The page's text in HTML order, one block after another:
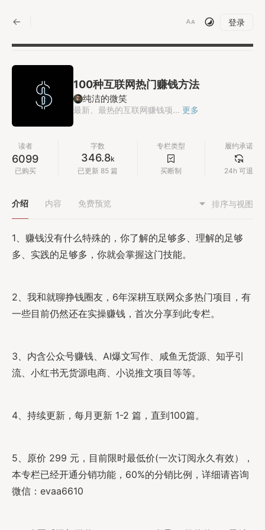
登录
100种互联网热门赚钱方法
纯洁的微笑
最新、最热的互联网赚钱项... 更多
读者
6099
已购买
字数
346.8k
已更新 85 篇
专栏类型
买断制
履约承诺
24h 可退
介绍 内容 免费预览 排序与视图
1、赚钱没有什么特殊的，你了解的足够多、理解的足够
多、实践的足够多，你就会掌握这门技能。
2、我和就聊挣钱圈友，6年深耕互联网众多热门项目，有
一些目前仍然还在实操赚钱，首次分享到此专栏。
3、内含公众号赚钱、AI爆文写作、咸鱼无货源、知乎引
流、小红书无货源电商、小说推文项目等等。
4、持续更新，每月更新 1-2 篇，直到100篇。
5、原价 299 元，目前限时最低价(一次订阅永久有效），
本专栏已经开通分销功能，60%的分销比例，详细请咨询
微信：evaa6610